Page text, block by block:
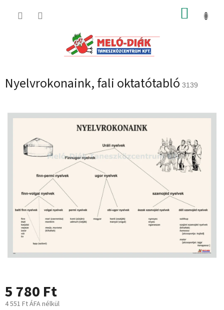
KOSÁR
Nyelvrokonaink, fali oktatótabló 3139
5 780 Ft
4 551 Ft ÁFA nélkül